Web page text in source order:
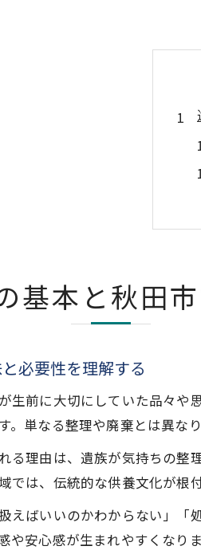
基本と秋田
必要性を理解する
生前に大切にしていた品々や
。単なる整理や廃棄とは異な
る理由は、遺族が気持ちの整
では、伝統的な供養文化が根
えばいいのかわからない」「
や安心感が生まれやすくなりま